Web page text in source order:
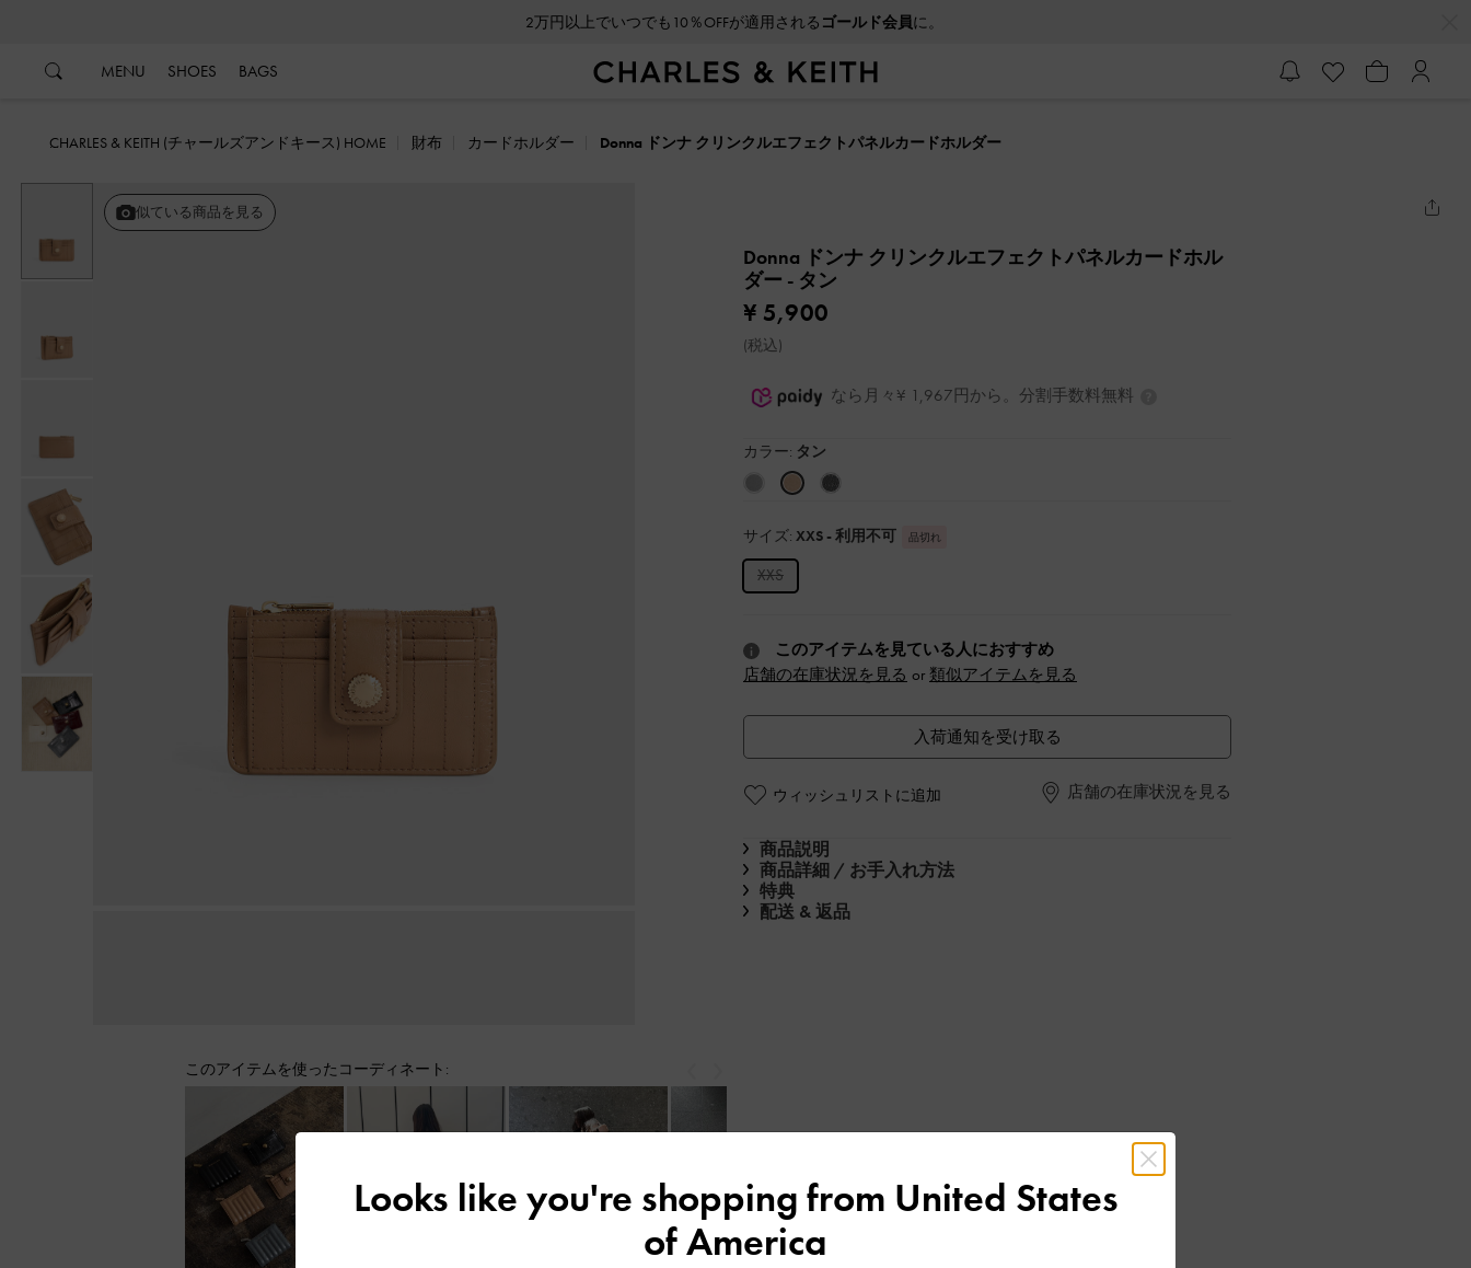
2万円以上でいつでも10％OFFが適用される ゴールド会員に。
MENU SHOES BAGS
CHARLES & KEITH (チャールズアンドキース) HOME 財布 カードホルダー Donna ドンナ クリンクルエフェクトパネルカードホルダー
似ている商品を見る
Donna ドンナ クリンクルエフェクトパネルカードホル
ダー - タン
¥ 5,900
(税込)
なら月々¥ 1,967円から。分割手数料無料
カラー: タン
サイズ: XXS - 利用不可 品切れ
XXS
このアイテムを見ている人におすすめ
店舗の在庫状況を見る or 類似アイテムを見る
入荷通知を受け取る
ウィッシュリストに追加 店舗の在庫状況を見る
商品説明
商品詳細 / お手入れ方法
特典
配送 & 返品
このアイテムを使ったコーディネート:
もっと見る
Looks like you're shopping from United States
of America